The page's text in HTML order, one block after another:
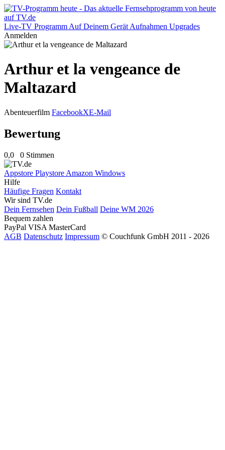
Live-TV Programm Auf Deinem Gerät Aufnahmen Upgrades
Anmelden
Arthur et la vengeance de
Maltazard
Abenteuerfilm FacebookXE-Mail
Bewertung
0,0 0 Stimmen
Appstore Playstore Amazon Windows
Hilfe
Häufige Fragen Kontakt
Wir sind TV.de
Dein Fernsehen Dein Fußball Deine WM 2026
Bequem zahlen
PayPal VISA MasterCard
AGB Datenschutz Impressum © Couchfunk GmbH 2011 - 2026